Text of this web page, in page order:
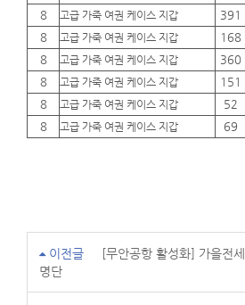
8
고급 가죽 여권 케이스 지갑 391
8
고급 가죽 여권 케이스 지갑 168
8
고급 가죽 여권 케이스 지갑 360
8
고급 가죽 여권 케이스 지갑 151
8
고급 가죽 여권 케이스 지갑 52
8
고급 가죽 여권 케이스 지갑 69
이전글
[무안공항 활성화] 가을전
명단